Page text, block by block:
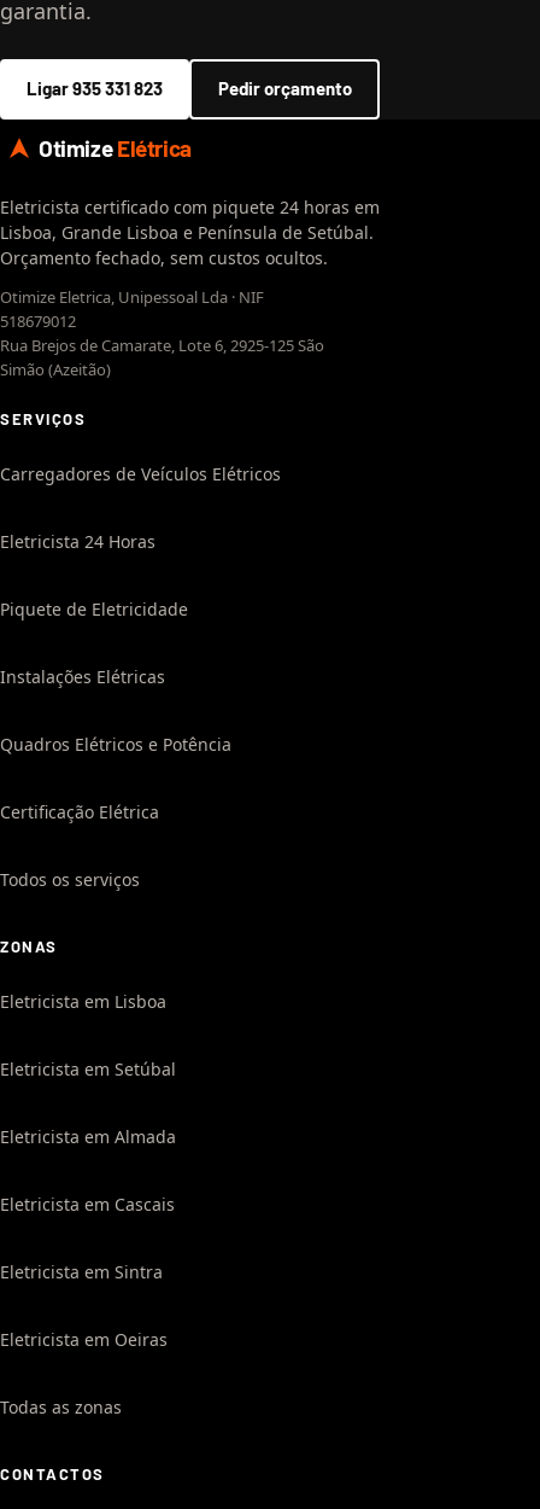
garantia.
Ligar 935 331 823 Pedir orçamento
OtimizeElétrica
Eletricista certificado com piquete 24 horas em
Lisboa, Grande Lisboa e Península de Setúbal.
Orçamento fechado, sem custos ocultos.
Otimize Eletrica, Unipessoal Lda · NIF
518679012
Rua Brejos de Camarate, Lote 6, 2925-125 São
Simão (Azeitão)
SERVIÇOS
Carregadores de Veículos Elétricos
Eletricista 24 Horas
Piquete de Eletricidade
Instalações Elétricas
Quadros Elétricos e Potência
Certificação Elétrica
Todos os serviços
ZONAS
Eletricista em Lisboa
Eletricista em Setúbal
Eletricista em Almada
Eletricista em Cascais
Eletricista em Sintra
Eletricista em Oeiras
Todas as zonas
CONTACTOS